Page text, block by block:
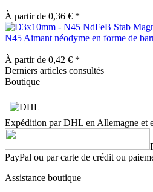
À partir de 0,36 € *
N45 Aimant néodyme en forme de
À partir de 0,42 € *
Derniers articles consultés
Boutique
Expédition par DHL en Allemagne et
PayPal ou par carte de crédit ou
Assistance boutique